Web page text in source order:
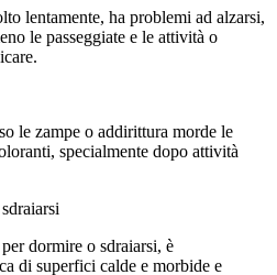
lentamente, ha problemi ad alzarsi,
le passeggiate e le attività o
le zampe o addirittura morde le
specialmente dopo attività
dormire o sdraiarsi, è
di superfici calde e morbide e